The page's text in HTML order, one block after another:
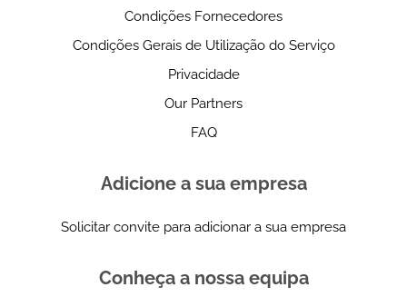
Condições Fornecedores
Condições Gerais de Utilização do Serviço
Privacidade
Our Partners
FAQ
Adicione a sua empresa
Solicitar convite para adicionar a sua empresa
Conheça a nossa equipa